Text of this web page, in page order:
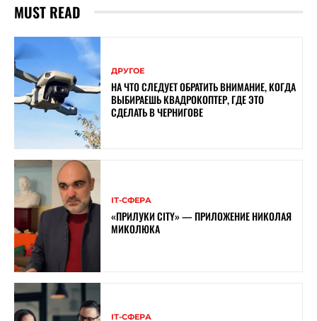
MUST READ
ДРУГОЕ
НА ЧТО СЛЕДУЕТ ОБРАТИТЬ ВНИМАНИЕ, КОГДА
ВЫБИРАЕШЬ КВАДРОКОПТЕР, ГДЕ ЭТО
СДЕЛАТЬ В ЧЕРНИГОВЕ
ІТ-СФЕРА
«ПРИЛУКИ CITY» — ПРИЛОЖЕНИЕ НИКОЛАЯ
МИКОЛЮКА
ІТ-СФЕРА